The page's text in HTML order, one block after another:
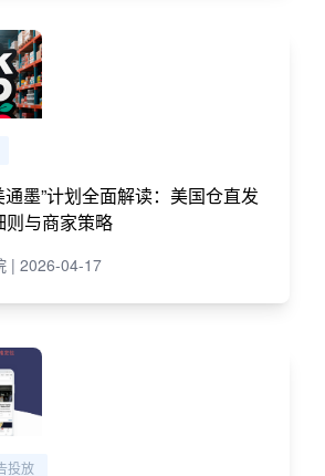
墨”计划全面解读：美国仓直发
则与商家策略
| 2026-04-17
投放